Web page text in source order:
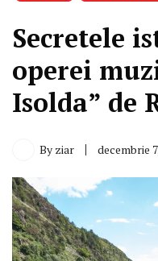
Secretele
operei
Isolda” de
By ziar decembrie